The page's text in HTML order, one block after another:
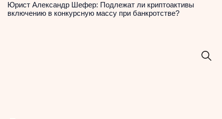
Юрист Александр Шефер: Подлежат ли криптоактивы
включению в конкурсную массу при банкротстве?